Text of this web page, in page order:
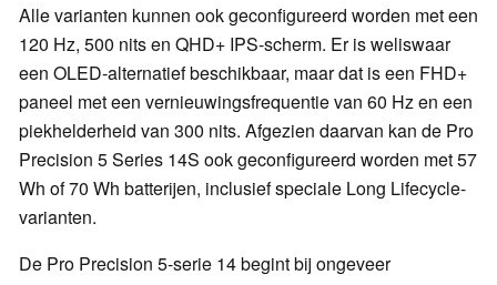
Alle varianten kunnen ook geconfigureerd worden met een
120 Hz, 500 nits en QHD+ IPS-scherm. Er is weliswaar
een OLED-alternatief beschikbaar, maar dat is een FHD+
paneel met een vernieuwingsfrequentie van 60 Hz en een
piekhelderheid van 300 nits. Afgezien daarvan kan de Pro
Precision 5 Series 14S ook geconfigureerd worden met 57
Wh of 70 Wh batterijen, inclusief speciale Long Lifecycle-
varianten.
De Pro Precision 5-serie 14 begint bij ongeveer